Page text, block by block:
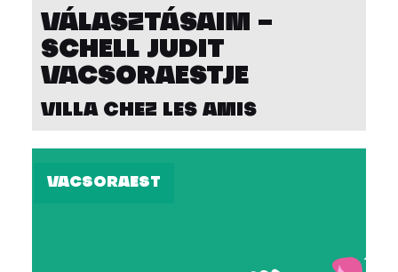
VÁLASZTÁSAIM –
SCHELL JUDIT
VACSORAESTJE
VILLA CHEZ LES AMIS
VACSORAEST